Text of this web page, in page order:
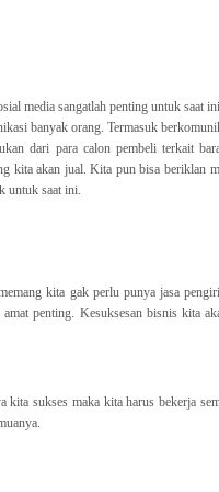
media sangatlah penting untuk saat
banyak orang. Termasuk
dari para calon pembeli terkait
kita akan jual. Kita pun bisa beriklan
untuk saat ini.
kita gak perlu punya jasa
penting. Kesuksesan bisnis kita
kita sukses maka kita harus bekerja